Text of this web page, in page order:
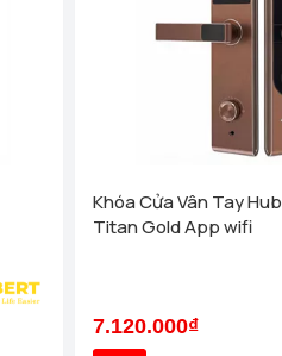
Khóa Cửa Vân Tay
Titan Gold App wifi
7.120.000₫